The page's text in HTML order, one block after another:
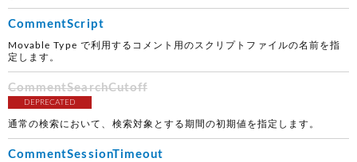
CommentScript
Movable Type で利用するコメント用のスクリプトファイルの名前を指
定します。
CommentSearchCutoff
DEPRECATED
通常の検索において、検索対象とする期間の初期値を指定します。
CommentSessionTimeout